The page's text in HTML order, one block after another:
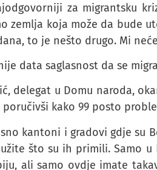
za migrantsku
zemlja koja može da bude
to je nešto drugo. Mi
data saglasnost da se
delegat u Domu naroda,
kako 99 posto
kantoni i gradovi gdje su
što su ih primili. Samo
ali samo ovdje imate